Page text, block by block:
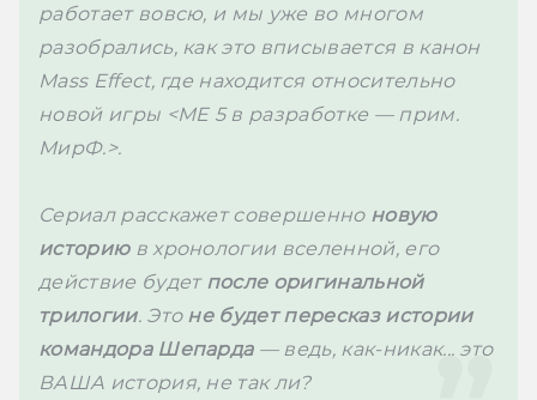
работает вовсю, и мы уже во многом
разобрались, как это вписывается в канон
Mass Effect, где находится относительно
новой игры <ME 5 в разработке — прим.
МирФ.>.
Сериал расскажет совершенно новую
историю в хронологии вселенной, его
действие будет после оригинальной
трилогии. Это не будет пересказ истории
командора Шепарда — ведь, как-никак... это
ВАША история, не так ли?